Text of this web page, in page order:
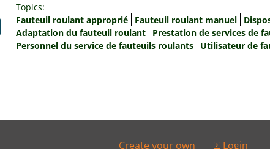
Topics:
Fauteuil roulant approprié
Fauteuil roulant manuel
Adaptation du fauteuil roulant
Prestation de services de
Personnel du service de fauteuils roulants
Utilisateur de
Create your own Login